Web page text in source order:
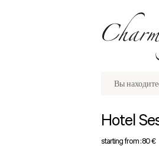
Вы
Hotel
starting from :80 €